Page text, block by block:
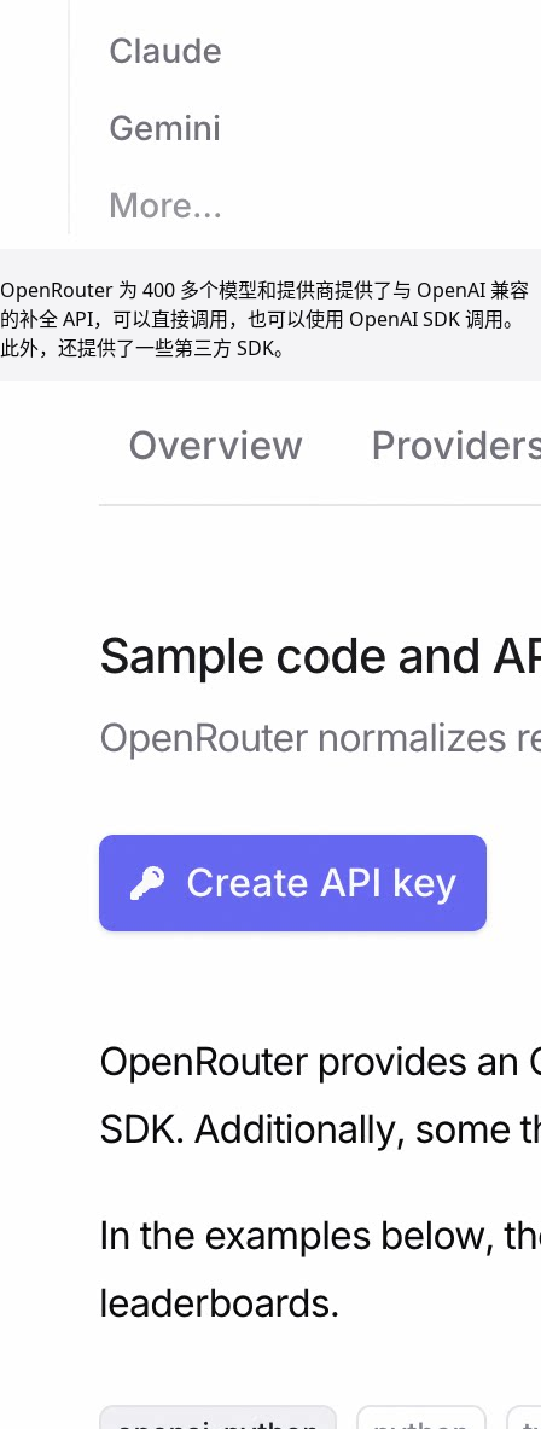
OpenRouter 为 400 多个模型和提供商提供了与 OpenAI 兼容
的补全 API，可以直接调用，也可以使用 OpenAI SDK 调用。
此外，还提供了一些第三方 SDK。